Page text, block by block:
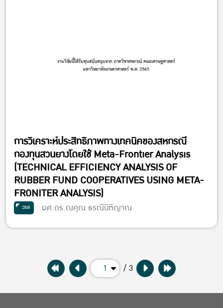
การวิเคราะห์ประสิทธิภาพทางเทคนิคของสหกรณี
กองทุนสวนยางโดยใช้ Meta-Frontier Analysis
(TECHNICAL EFFICIENCY ANALYSIS OF
RUBBER FUND COOPERATIVES USING META-
FRONITER ANALYSIS)
2565 ผศ.ดร.ณคุณ ธรณีนิติญาณ
1 / 3